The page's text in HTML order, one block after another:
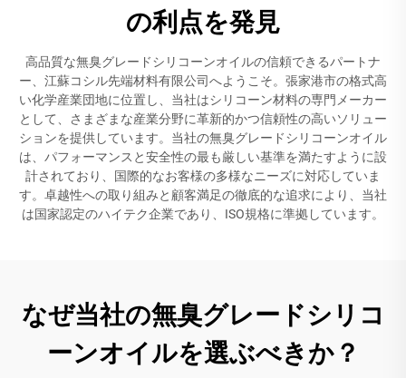
の利点を発見
高品質な無臭グレードシリコーンオイルの信頼できるパートナ
ー、江蘇コシル先端材料有限公司へようこそ。張家港市の格式高
い化学産業団地に位置し、当社はシリコーン材料の専門メーカー
として、さまざまな産業分野に革新的かつ信頼性の高いソリュー
ションを提供しています。当社の無臭グレードシリコーンオイル
は、パフォーマンスと安全性の最も厳しい基準を満たすように設
計されており、国際的なお客様の多様なニーズに対応していま
す。卓越性への取り組みと顧客満足の徹底的な追求により、当社
は国家認定のハイテク企業であり、ISO規格に準拠しています。
なぜ当社の無臭グレードシリコ
ーンオイルを選ぶべきか？